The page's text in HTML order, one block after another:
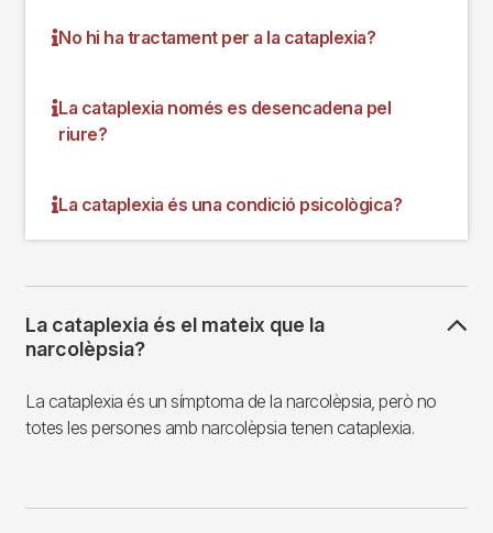
No hi ha tractament per a la cataplexia?
La cataplexia només es desencadena pel
riure?
La cataplexia és una condició psicològica?
La cataplexia és el mateix que la
narcolèpsia?
La cataplexia és un símptoma de la narcolèpsia, però no
totes les persones amb narcolèpsia tenen cataplexia.